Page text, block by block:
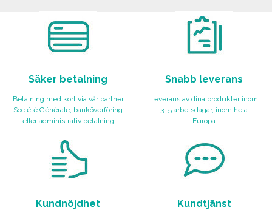
Säker betalning
Betalning med kort via vår partner
Société Générale, banköverföring
eller administrativ betalning
Snabb leverans
Leverans av dina produkter inom
3–5 arbetsdagar, inom hela
Europa
Kundnöjdhet Kundtjänst